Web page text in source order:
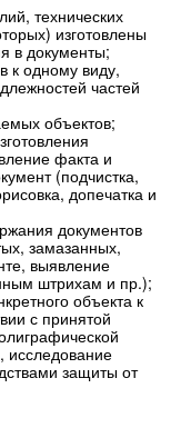
технических
изготовлены
в документы;
к одному виду,
частей
объектов;
факта и
(подчистка,
допечатка и
документов
замазанных,
выявление
штрихам и пр.);
объекта к
с принятой
исследование
защиты от